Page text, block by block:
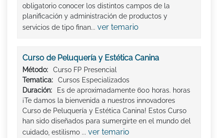
obligatorio conocer los distintos campos de la
planificación y administración de productos y
servicios de tipo finan... ver temario
Curso de Peluquería y Estética Canina
Método:
Curso FP Presencial
Tematica:
Cursos Especializados
Duración:
Es de aproximadamente 600 horas. horas
¡Te damos la bienvenida a nuestros innovadores
Curso de Peluquería y Estética Canina! Estos Curso
han sido diseñados para sumergirte en el mundo del
cuidado, estilismo ... ver temario